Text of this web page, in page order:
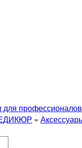
для профессионалов
»